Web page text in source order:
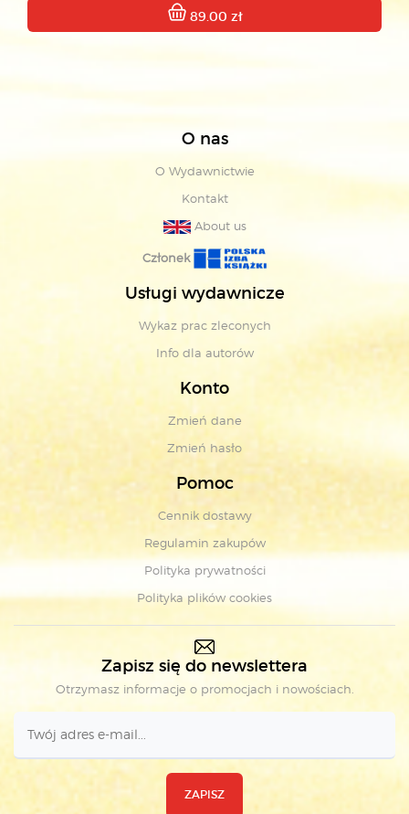
89.00 zł
O nas
O Wydawnictwie
Kontakt
About us
Członek
Usługi wydawnicze
Wykaz prac zleconych
Info dla autorów
Konto
Zmień dane
Zmień hasło
Pomoc
Cennik dostawy
Regulamin zakupów
Polityka prywatności
Polityka plików cookies
Zapisz się do newslettera
Otrzymasz informacje o promocjach i nowościach.
ZAPISZ